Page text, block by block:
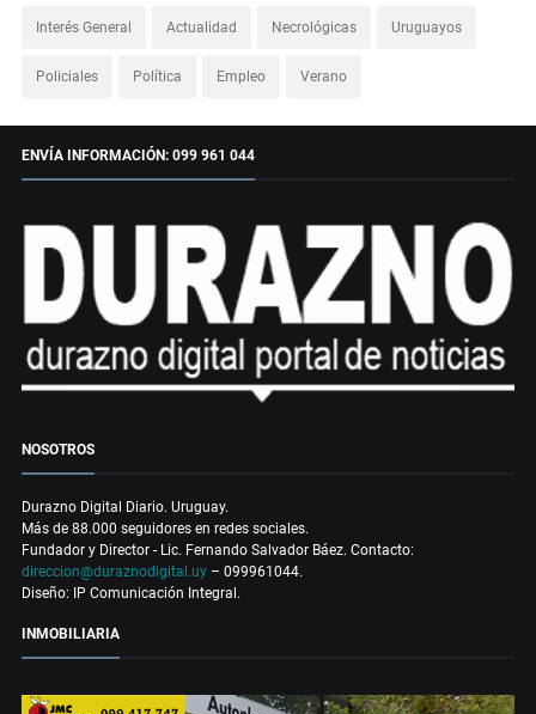
Interés General Actualidad Necrológicas Uruguayos
Policiales Política Empleo Verano
ENVÍA INFORMACIÓN: 099 961 044
NOSOTROS
Durazno Digital Diario. Uruguay.
Más de 88.000 seguidores en redes sociales.
Fundador y Director - Lic. Fernando Salvador Báez. Contacto:
direccion@duraznodigital.uy – 099961044.
Diseño: IP Comunicación Integral.
INMOBILIARIA